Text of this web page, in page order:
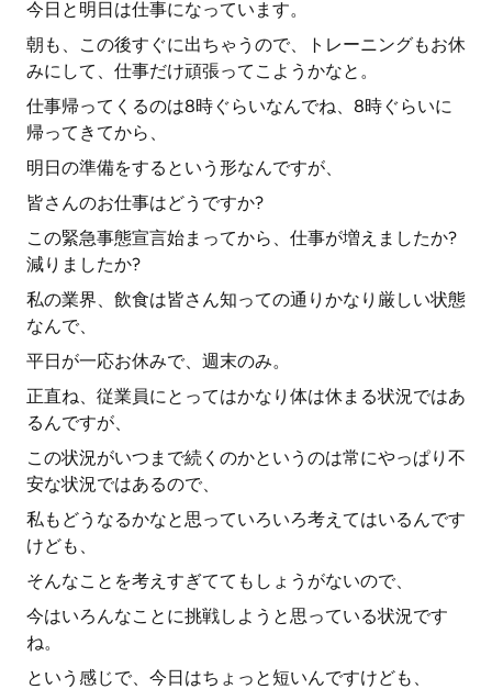
今日と明日は仕事になっています。
朝も、この後すぐに出ちゃうので、トレーニングもお休
みにして、仕事だけ頑張ってこようかなと。
仕事帰ってくるのは8時ぐらいなんでね、8時ぐらいに
帰ってきてから、
明日の準備をするという形なんですが、
皆さんのお仕事はどうですか?
この緊急事態宣言始まってから、仕事が増えましたか?
減りましたか?
私の業界、飲食は皆さん知っての通りかなり厳しい状態
なんで、
平日が一応お休みで、週末のみ。
正直ね、従業員にとってはかなり体は休まる状況ではあ
るんですが、
この状況がいつまで続くのかというのは常にやっぱり不
安な状況ではあるので、
私もどうなるかなと思っていろいろ考えてはいるんです
けども、
そんなことを考えすぎててもしょうがないので、
今はいろんなことに挑戦しようと思っている状況です
ね。
という感じで、今日はちょっと短いんですけども、